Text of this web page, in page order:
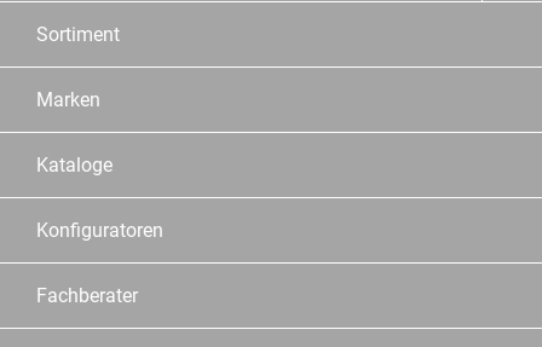
Sortiment
Marken
Kataloge
Konfiguratoren
Fachberater